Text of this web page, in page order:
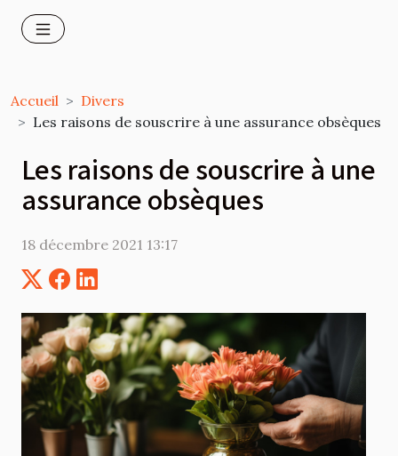
Accueil
Divers
Les raisons de souscrire à une assurance obsèques
Les raisons de souscrire à une
assurance obsèques
18 décembre 2021 13:17